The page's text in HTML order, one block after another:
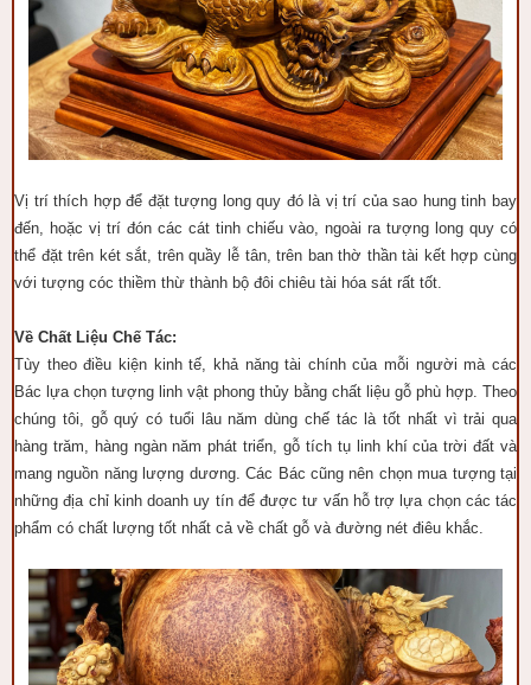
Vị trí thích hợp để đặt tượng long quy đó là vị trí của sao hung tinh bay
đến, hoặc vị trí đón các cát tinh chiếu vào, ngoài ra tượng long quy có
thể đặt trên két sắt, trên quầy lễ tân, trên ban thờ thần tài kết hợp cùng
với tượng cóc thiềm thừ thành bộ đôi chiêu tài hóa sát rất tốt.
Về Chất Liệu Chế Tác:
Tùy theo điều kiện kinh tế, khả năng tài chính của mỗi người mà các
Bác lựa chọn tượng linh vật phong thủy bằng chất liệu gỗ phù hợp. Theo
chúng tôi, gỗ quý có tuổi lâu năm dùng chế tác là tốt nhất vì trải qua
hàng trăm, hàng ngàn năm phát triển, gỗ tích tụ linh khí của trời đất và
mang nguồn năng lượng dương. Các Bác cũng nên chọn mua tượng tại
những địa chỉ kinh doanh uy tín để được tư vấn hỗ trợ lựa chọn các tác
phẩm có chất lượng tốt nhất cả về chất gỗ và đường nét điêu khắc.